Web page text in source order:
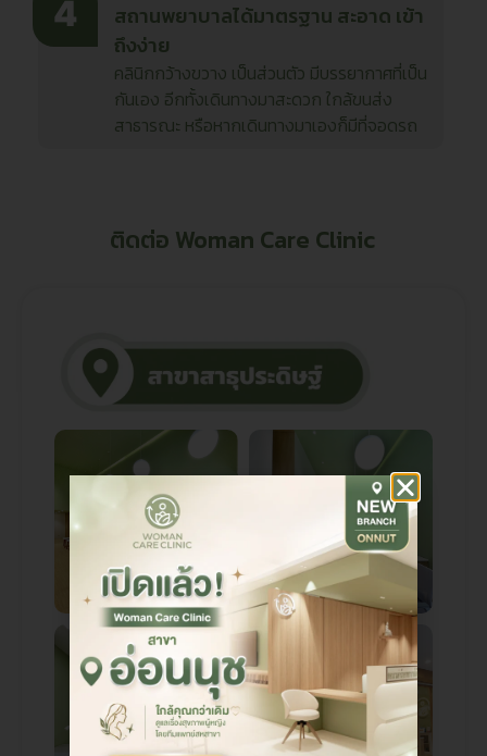
สถานพยาบาลได้มาตรฐาน สะอาด เข้า
ถึงง่าย
คลินิกกว้างขวาง เป็นส่วนตัว มีบรรยากาศที่เป็น
กันเอง อีกทั้งเดินทางมาสะดวก ใกล้ขนส่ง
สาธารณะ หรือหากเดินทางมาเองก็มีที่จอดรถ
ติดต่อ Woman Care Clinic